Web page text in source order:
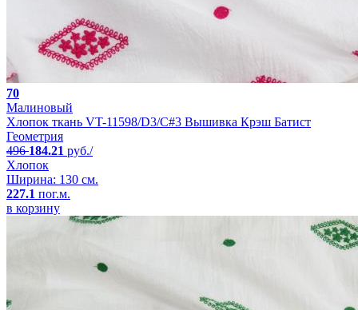
70
Малиновый
Хлопок ткань VT-11598/D3/C#3 Вышивка Крэш Батист
Геометрия
496184.21 руб./
Хлопок
Ширина: 130 см.
227.1 пог.м.
в корзину